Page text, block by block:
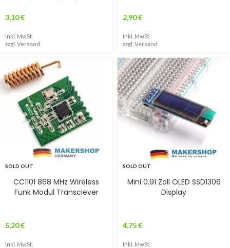
3,10€
Inkl. MwSt.
zzgl. Versand
2,90€
Inkl. MwSt.
zzgl. Versand
SOLD OUT
CC1101 868 MHz Wireless
Funk Modul Transciever
5,20€
Inkl. MwSt.
SOLD OUT
Mini 0.91 Zoll OLED SSD1306
Display
4,75€
Inkl. MwSt.